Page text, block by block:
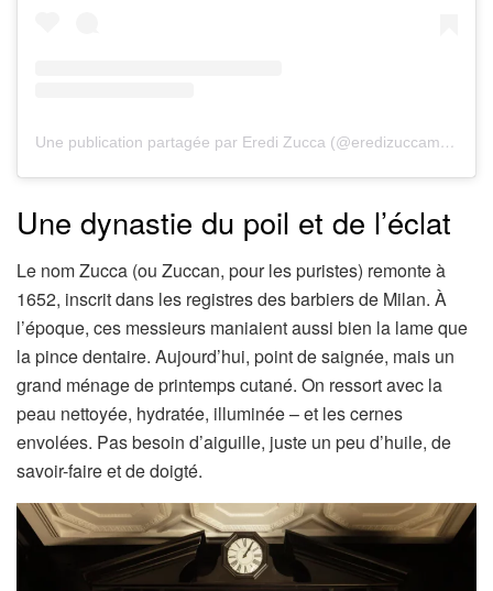
Une publication partagée par Eredi Zucca (@eredizuccamilano1652)
Une dynastie du poil et de l’éclat
Le nom Zucca (ou Zuccan, pour les puristes) remonte à
1652, inscrit dans les registres des barbiers de Milan. À
l’époque, ces messieurs maniaient aussi bien la lame que
la pince dentaire. Aujourd’hui, point de saignée, mais un
grand ménage de printemps cutané. On ressort avec la
peau nettoyée, hydratée, illuminée – et les cernes
envolées. Pas besoin d’aiguille, juste un peu d’huile, de
savoir-faire et de doigté.